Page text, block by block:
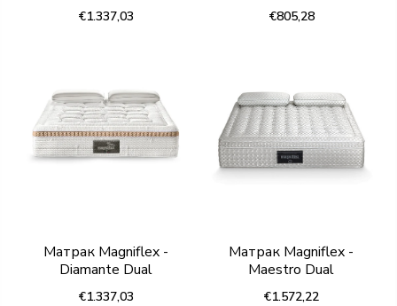
€1.337,03 €805,28
Матрак Magniflex -
Diamante Dual
€1.337,03
Матрак Magniflex -
Maestro Dual
€1.572,22